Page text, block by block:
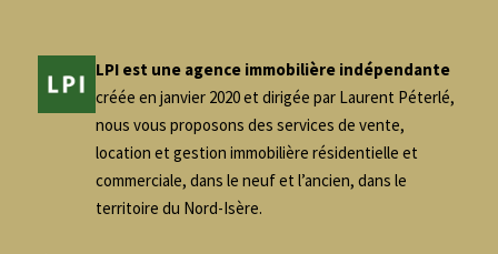
LPI est une agence immobilière indépendante
créée en janvier 2020 et dirigée par Laurent Péterlé,
nous vous proposons des services de vente,
location et gestion immobilière résidentielle et
commerciale, dans le neuf et l’ancien, dans le
territoire du Nord-Isère.